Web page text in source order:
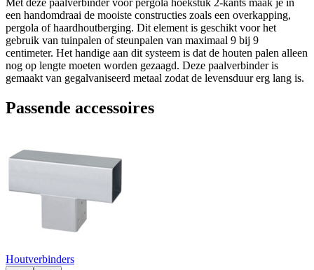
een handomdraai de mooiste constructies zoals een overkapping,
pergola of haardhoutberging. Dit element is geschikt voor het
gebruik van tuinpalen of steunpalen van maximaal 9 bij 9
centimeter. Het handige aan dit systeem is dat de houten palen alleen
nog op lengte moeten worden gezaagd. Deze paalverbinder is
gemaakt van gegalvaniseerd metaal zodat de levensduur erg lang is.
Passende accessoires
Houtverbinders